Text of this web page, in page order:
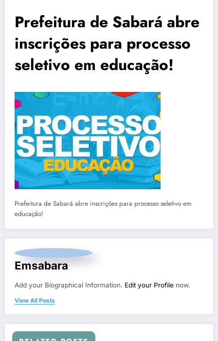
Prefeitura de Sabará abre
inscrições para processo
seletivo em educação!
Prefeitura de Sabará abre inscrições para processo seletivo em
educação!
Emsabara
Add your Biographical Information. Edit your Profile now.
View All Posts